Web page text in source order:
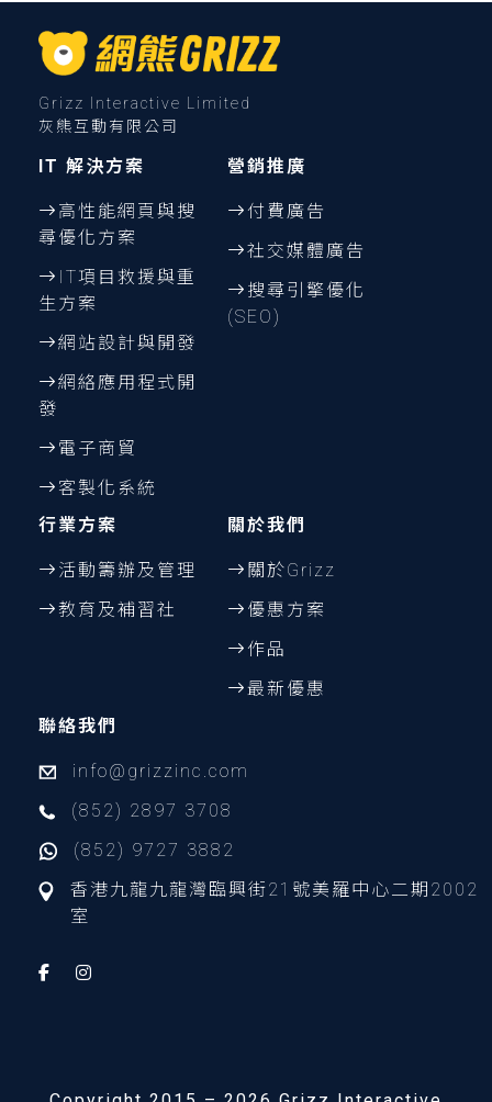
Grizz Interactive Limited
灰熊互動有限公司
IT 解決方案
高性能網頁與搜
尋優化方案
IT項目救援與重
生方案
網站設計與開發
網絡應用程式開
發
電子商貿
客製化系統
營銷推廣
付費廣告
社交媒體廣告
搜尋引擎優化
(SEO)
行業方案
活動籌辦及管理
教育及補習社
關於我們
關於Grizz
優惠方案
作品
最新優惠
聯絡我們
info@grizzinc.com
(852) 2897 3708
(852) 9727 3882
香港九龍九龍灣臨興街21號美羅中心二期2002
室